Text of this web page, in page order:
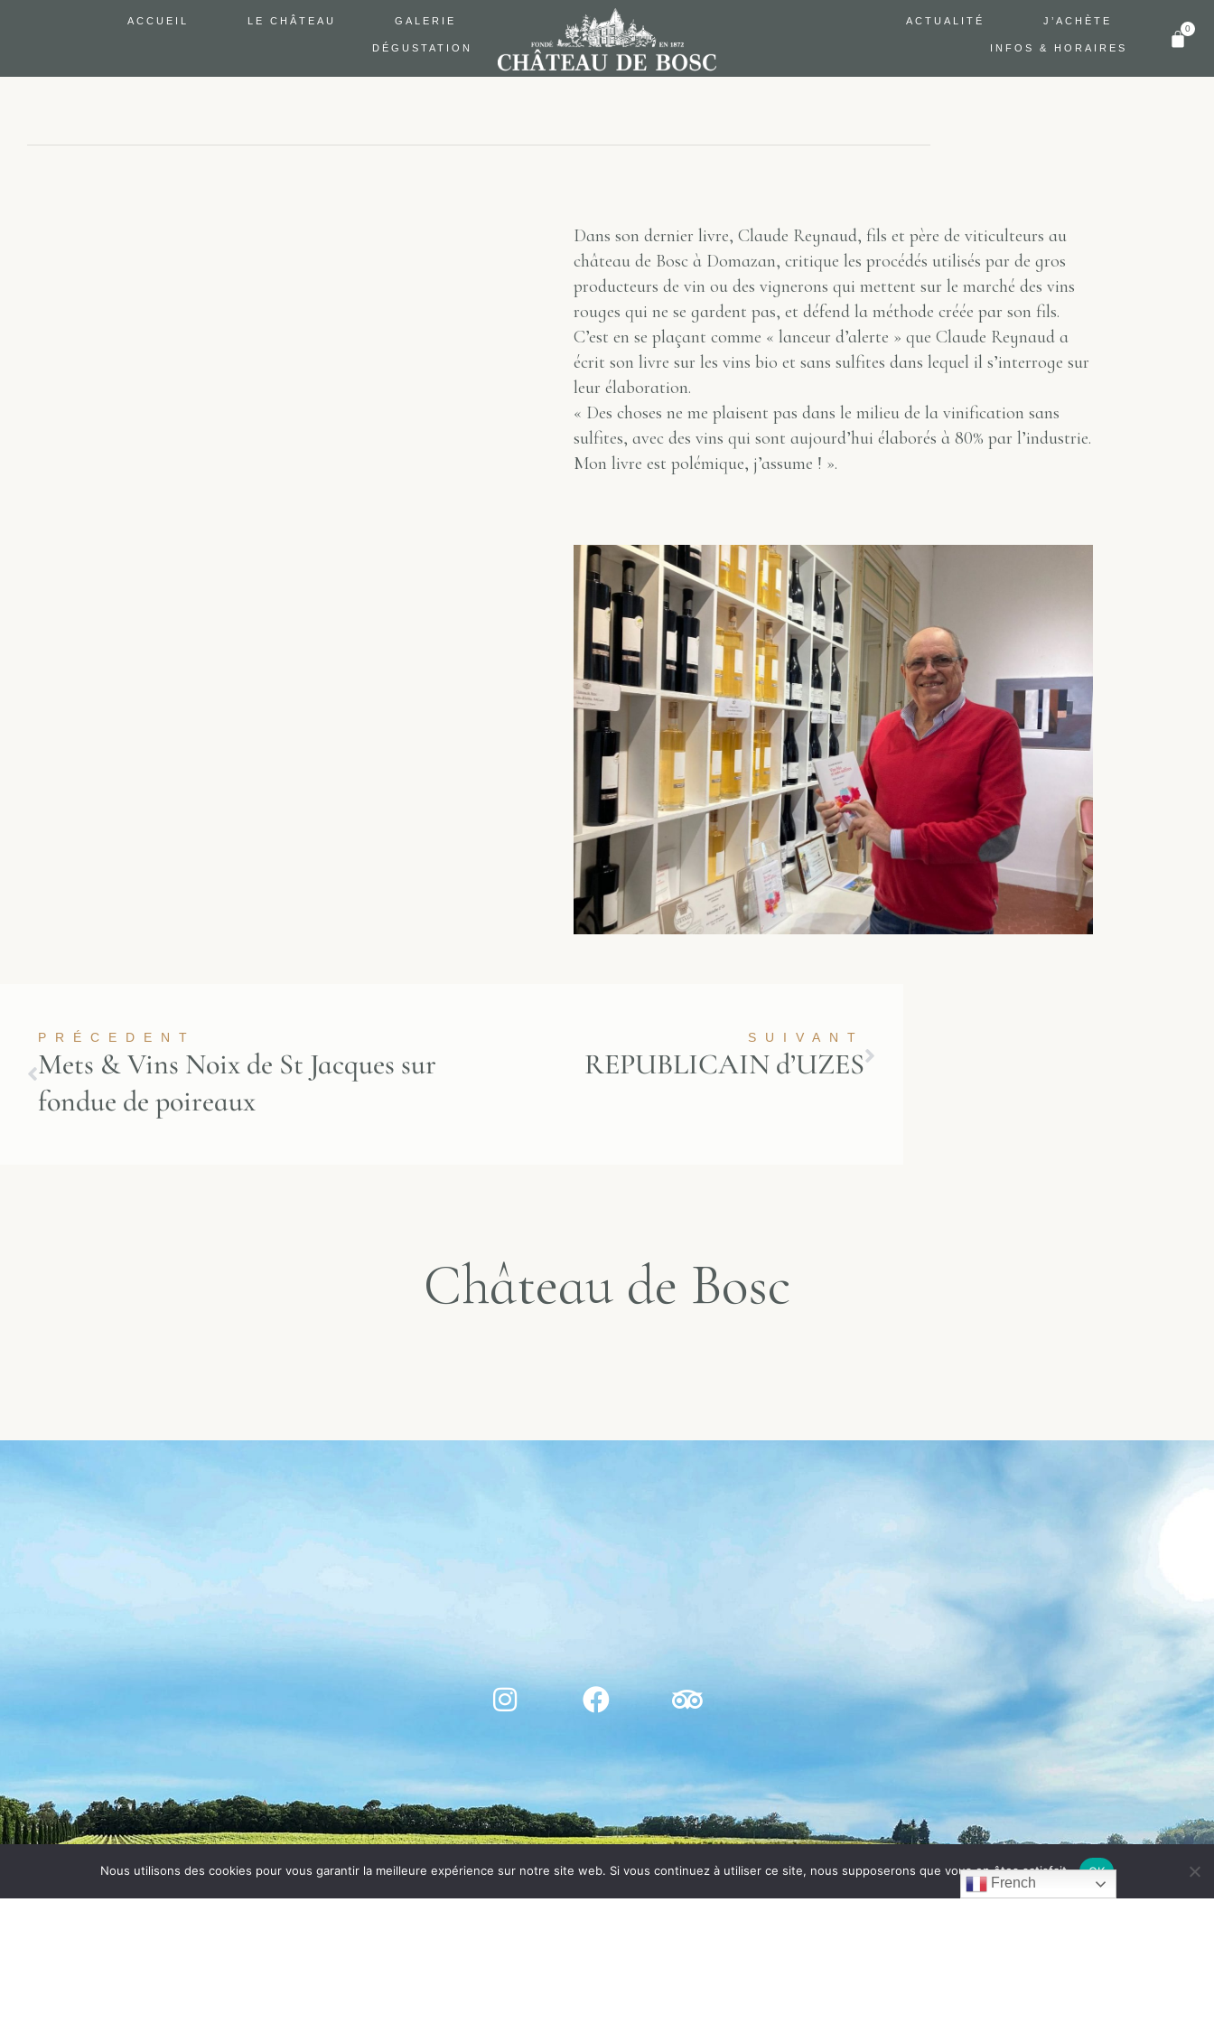
ACCUEIL LE CHÂTEAU GALERIE
DÉGUSTATION
ACTUALITÉ J’ACHÈTE
INFOS & HORAIRES
0
Dans son dernier livre, Claude Reynaud, fils et père de viticulteurs au
château de Bosc à Domazan, critique les procédés utilisés par de gros
producteurs de vin ou des vignerons qui mettent sur le marché des vins
rouges qui ne se gardent pas, et défend la méthode créée par son fils.
C’est en se plaçant comme « lanceur d’alerte » que Claude Reynaud a
écrit son livre sur les vins bio et sans sulfites dans lequel il s’interroge sur
leur élaboration.
« Des choses ne me plaisent pas dans le milieu de la vinification sans
sulfites, avec des vins qui sont aujourd’hui élaborés à 80% par l’industrie.
Mon livre est polémique, j’assume ! ».
PRÉCEDENT
Mets & Vins Noix de St Jacques sur
fondue de poireaux
SUIVANT
REPUBLICAIN d’UZES
Château de Bosc
French
Nous utilisons des cookies pour vous garantir la meilleure expérience sur notre site web. Si vous continuez à utiliser ce site, nous supposerons que vous en êtes satisfait. OK